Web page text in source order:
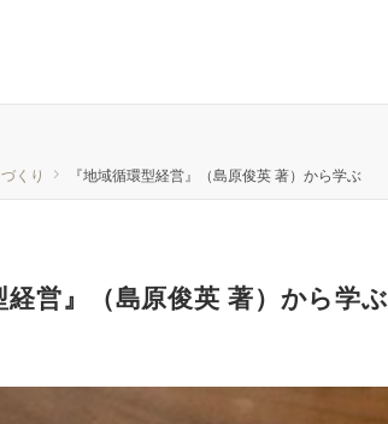
くり 『地域循環型経営』（島原俊英 著）から学ぶ
経営』（島原俊英 著）から学ぶ